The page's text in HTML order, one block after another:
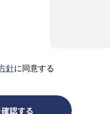
針に同意する
認する